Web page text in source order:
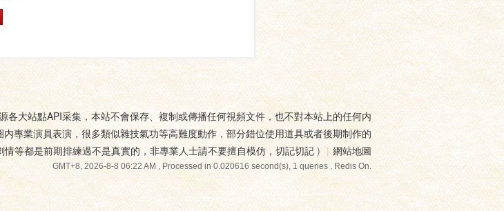
各大站點API采集，本站不會保存、複制或傳播任何視頻文件，也不對本站上的任何内
專業演員表演，很多類似雜技氣功等高難度動作，部分錯位使用道具或者後期制作的
情等都是前期排練過不是真實的，非專業人士請不要擅自模仿，切記切記 ) | 網站地圖
GMT+8, 2026-8-8 06:22 AM, Processed in 0.020616 second(s), 1 queries , Redis On.